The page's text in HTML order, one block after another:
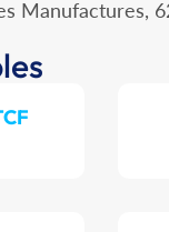
Manufactures,